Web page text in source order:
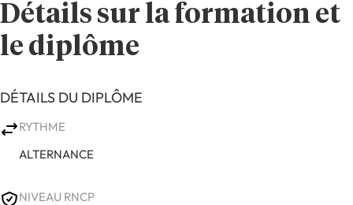
Détails sur la formation et
le diplôme
DÉTAILS DU DIPLÔME
RYTHME
ALTERNANCE
NIVEAU RNCP